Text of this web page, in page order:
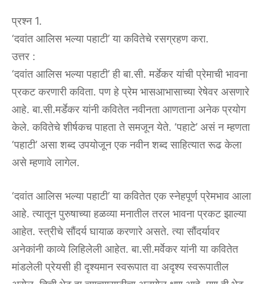
प्रश्न 1.
‘दवांत आलिस भल्या पहाटी’ या कवितेचे रसग्रहण करा.
उत्तर :
‘दवांत आलिस भल्या पहाटी’ ही बा.सी. मर्डेकर यांची प्रेमाची भावना
प्रकट करणारी कविता. पण हे प्रेम भासआभासाच्या रेषेवर असणारे
आहे. बा.सी.मर्डेकर यांनी कवितेत नवीनता आणताना अनेक प्रयोग
केले. कवितेचे शीर्षकच पाहता ते समजून येते. ‘पहाटे’ असं न म्हणता
‘पहाटी’ असा शब्द उपयोजून एक नवीन शब्द साहित्यात रूढ केला
असे म्हणावे लागेल.
‘दवांत आलिस भल्या पहाटी’ या कवितेत एक स्नेहपूर्ण प्रेमभाव आला
आहे. त्यातून पुरुषाच्या हळव्या मनातील तरल भावना प्रकट झाल्या
आहेत. स्त्रीचे सौंदर्य घायाळ करणारे असते. त्या सौंदर्यावर
अनेकांनी काव्ये लिहिलेली आहेत. बा.सी.मर्वेकर यांनी या कवितेत
मांडलेली प्रेयसी ही दृश्यमान स्वरूपात वा अदृश्य स्वरूपातील